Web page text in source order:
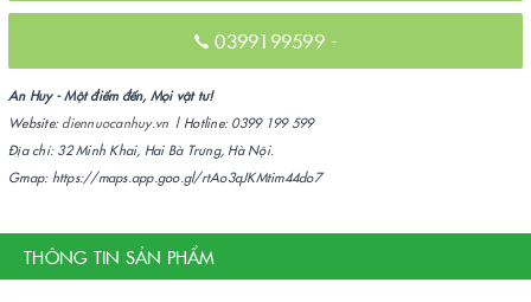
0399199599 -
An Huy - Một điểm đến, Mọi vật tư!
Website: diennuocanhuy.vn | Hotline: 0399 199 599
Địa chỉ: 32 Minh Khai, Hai Bà Trưng, Hà Nội.
Gmap: https://maps.app.goo.gl/rtAo3qJKMtim44do7
THÔNG TIN SẢN PHẨM